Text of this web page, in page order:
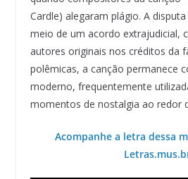
Cardle) alegaram plágio. A
meio de um acordo extrajudicial,
autores originais nos créditos da
polêmicas, a canção permanece
moderno, frequentemente
momentos de nostalgia ao redor
Acompanhe a letra dessa